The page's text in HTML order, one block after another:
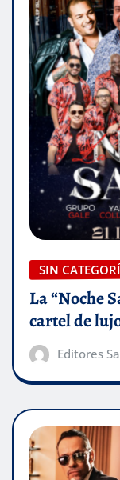
SIN
La “Noche
cartel de
Editores